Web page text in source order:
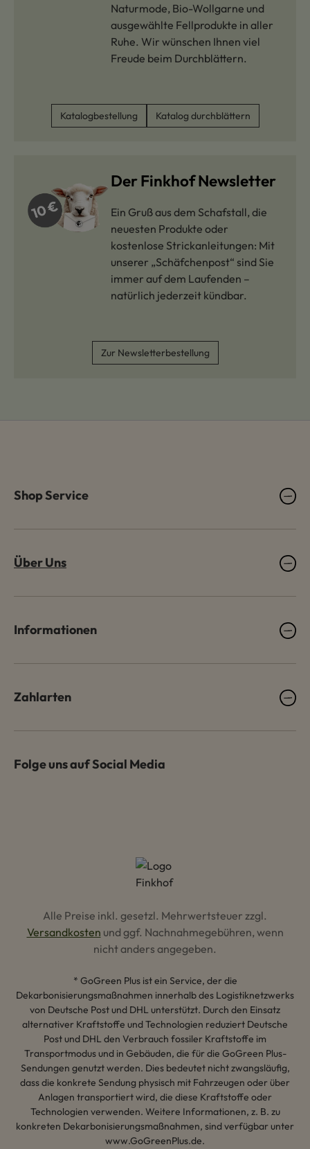
Naturmode, Bio-Wollgarne und
ausgewählte Fellprodukte in aller
Ruhe. Wir wünschen Ihnen viel
Freude beim Durchblättern.
Katalogbestellung Katalog durchblättern
Der Finkhof Newsletter
Ein Gruß aus dem Schafstall, die
neuesten Produkte oder
kostenlose Strickanleitungen: Mit
unserer „Schäfchenpost“ sind Sie
immer auf dem Laufenden –
natürlich jederzeit kündbar.
Zur Newsletterbestellung
Shop Service
Über Uns
Informationen
Zahlarten
Folge uns auf Social Media
Alle Preise inkl. gesetzl. Mehrwertsteuer zzgl.
Versandkosten und ggf. Nachnahmegebühren, wenn
nicht anders angegeben.
* GoGreen Plus ist ein Service, der die
Dekarbonisierungsmaßnahmen innerhalb des Logistiknetzwerks
von Deutsche Post und DHL unterstützt. Durch den Einsatz
alternativer Kraftstoffe und Technologien reduziert Deutsche
Post und DHL den Verbrauch fossiler Kraftstoffe im
Transportmodus und in Gebäuden, die für die GoGreen Plus-
Sendungen genutzt werden. Dies bedeutet nicht zwangsläufig,
dass die konkrete Sendung physisch mit Fahrzeugen oder über
Anlagen transportiert wird, die diese Kraftstoffe oder
Technologien verwenden. Weitere Informationen, z. B. zu
konkreten Dekarbonisierungsmaßnahmen, sind verfügbar unter
www.GoGreenPlus.de.